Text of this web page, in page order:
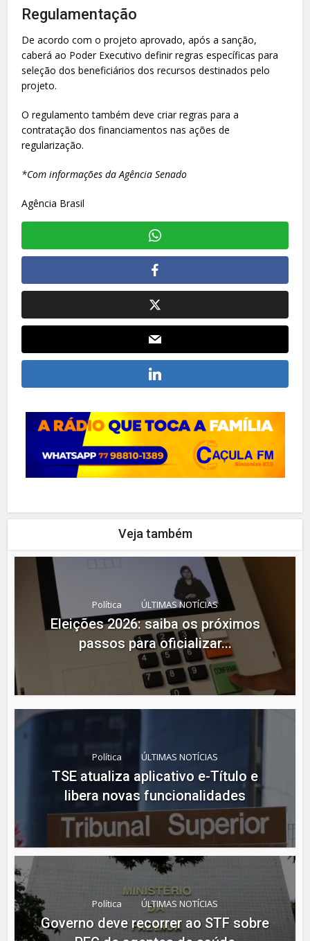
Regulamentação
De acordo com o projeto aprovado, após a sanção,
caberá ao Poder Executivo definir regras específicas para
seleção dos beneficiários dos recursos destinados pelo
projeto.
O regulamento também deve criar regras para a
contratação dos financiamentos nas ações de
regularização.
*Com informações da Agência Senado
Agência Brasil
Veja também
Política ÚLTIMAS NOTÍCIAS
Eleições 2026: saiba os próximos
passos para oficializar...
Política ÚLTIMAS NOTÍCIAS
TSE atualiza aplicativo e-Título e
libera novas funcionalidades
Política ÚLTIMAS NOTÍCIAS
Governo deve recorrer ao STF sobre